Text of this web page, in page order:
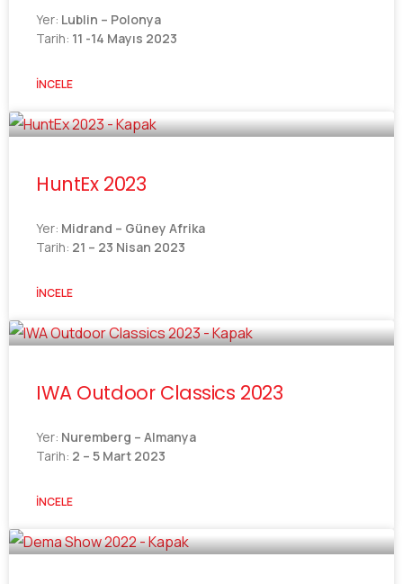
Yer: Lublin – Polonya
Tarih: 11 -14 Mayıs 2023
İNCELE
HuntEx 2023
Yer: Midrand – Güney Afrika
Tarih: 21 – 23 Nisan 2023
İNCELE
IWA Outdoor Classics 2023
Yer: Nuremberg – Almanya
Tarih: 2 – 5 Mart 2023
İNCELE